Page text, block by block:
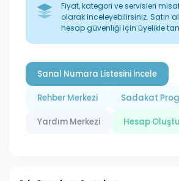
Fiyat, kategori ve servisleri
olarak inceleyebilirsiniz. Satın
hesap güvenliği için üyelikle
Sanal Numara Listesini İncele
Rehber Merkezi Sadakat
Yardım Merkezi Hesap